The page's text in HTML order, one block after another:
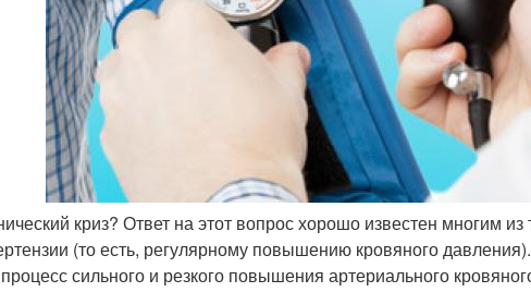
криз? Ответ на этот вопрос хорошо известен многим
(то есть, регулярному повышению кровяного
сильного и резкого повышения артериального